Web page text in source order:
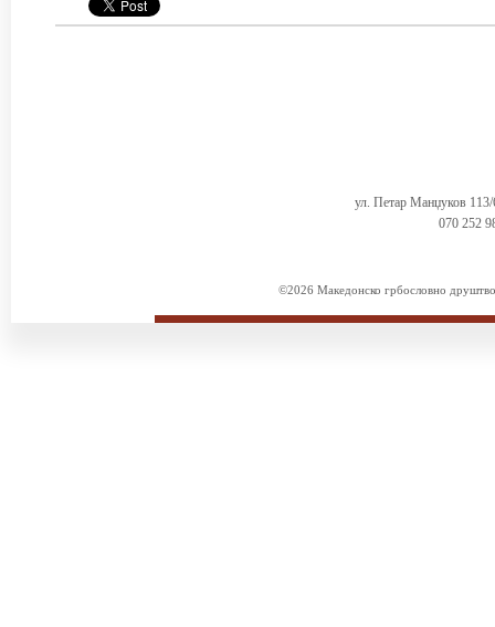
ул. Петар Манџуков
070 252
©2026 Македонско грбословно